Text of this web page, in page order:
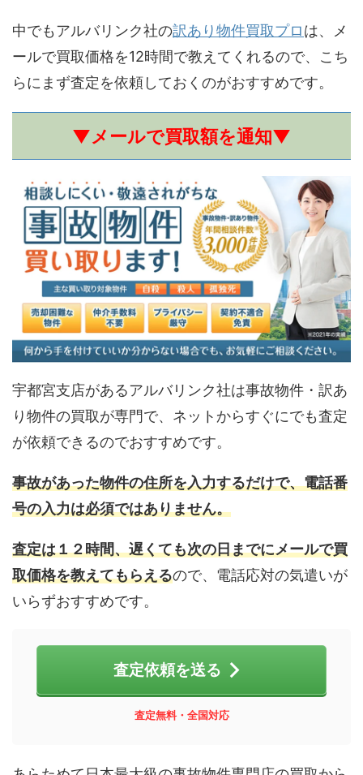
中でもアルバリンク社の訳あり物件買取プロは、メ
ールで買取価格を12時間で教えてくれるので、こち
らにまず査定を依頼しておくのがおすすめです。
▼メールで買取額を通知▼
宇都宮支店があるアルバリンク社は事故物件・訳あ
り物件の買取が専門で、ネットからすぐにでも査定
が依頼できるのでおすすめです。
事故があった物件の住所を入力するだけで、電話番
号の入力は必須ではありません。
査定は１２時間、遅くても次の日までにメールで買
取価格を教えてもらえるので、電話応対の気遣いが
いらずおすすめです。
査定依頼を送る
査定無料・全国対応